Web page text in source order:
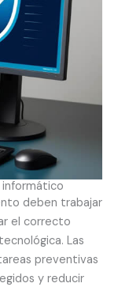
deben trabajar
el correcto
Las
preventivas
y reducir